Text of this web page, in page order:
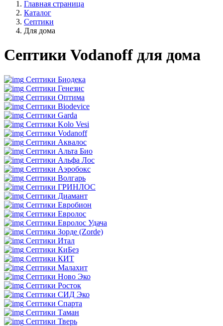
Главная страница
Каталог
Септики
Для дома
Септики Vodanoff для дома
Септики Биодека
Септики Генезис
Септики Оптима
Септики Biodevice
Септики Garda
Септики Kolo Vesi
Септики Vodanoff
Септики Аквалос
Септики Альта Био
Септики Альфа Лос
Септики Аэробокс
Септики Волгарь
Септики ГРИНЛОС
Септики Диамант
Септики Евробион
Септики Евролос
Септики Евролос Удача
Септики Зорде (Zorde)
Септики Итал
Септики КиБез
Септики КИТ
Септики Малахит
Септики Ново Эко
Септики Росток
Септики СИД Эко
Септики Спарта
Септики Таман
Септики Тверь